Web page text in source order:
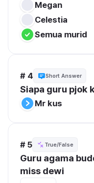
Megan
Celestia
Semua murid
# 4 Short Answer
Siapa guru pjok
Mr kus
# 5 True/False
Guru agama
miss dewi